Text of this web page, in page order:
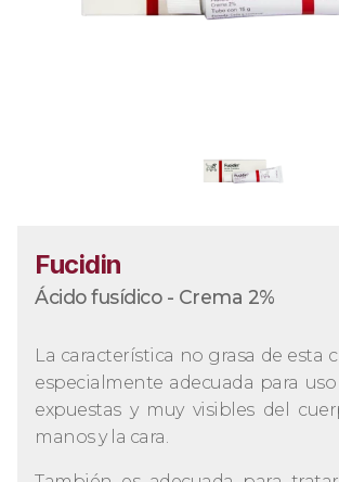
Fucidin
Ácido fusídico - Crema 2%
La característica no grasa de esta
especialmente adecuada para
expuestas y muy visibles del
manos y la cara.